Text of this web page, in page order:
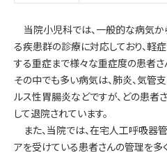
当院小児科では、一般的な病気
る疾患群の診療に対応しており、軽
する重症まで様々な重症度の患者さ
その中でも多い病気は、肺炎、気管
ルス性胃腸炎などですが、どの患
して退院されています。
また、当院では、在宅人工呼吸器
アを受けている患者さんの管理を多